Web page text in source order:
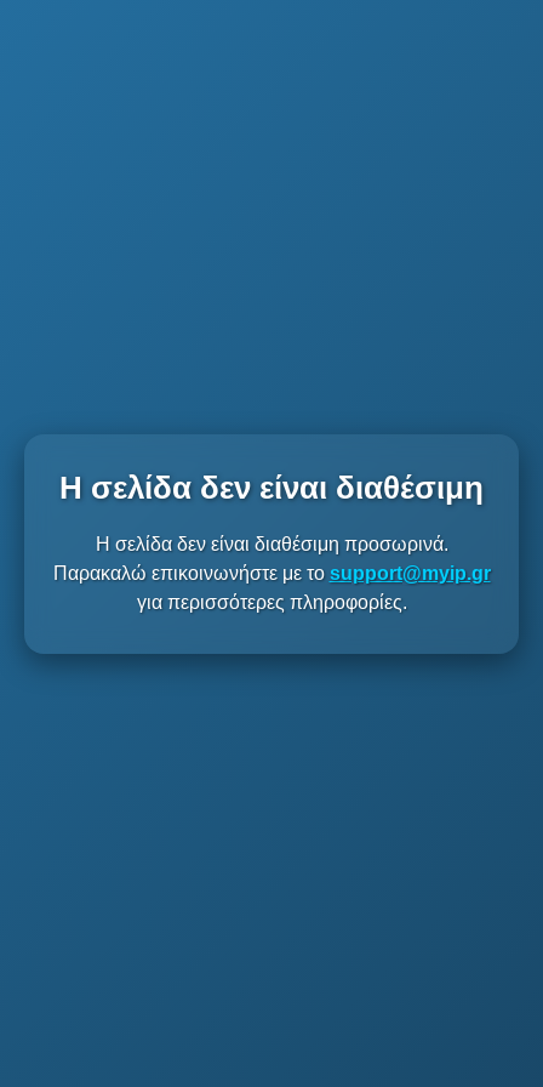
Η σελίδα δεν είναι διαθέσιμη
Η σελίδα δεν είναι διαθέσιμη προσωρινά.
Παρακαλώ επικοινωνήστε με το support@myip.gr
για περισσότερες πληροφορίες.